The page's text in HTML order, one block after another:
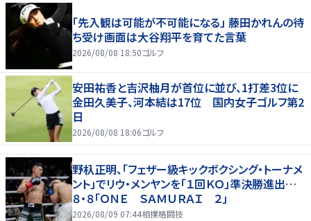
「先入観は可能が不可能になる」 藤田かれんの待
ち受け画面は大谷翔平を育てた言葉
2026/08/08 18:50ゴルフ
安田祐香と吉沢柚月が首位に並び、1打差3位に
金田久美子、河本結は17位 国内女子ゴルフ第2
日
2026/08/08 18:06ゴルフ
野杁正明、「フェザー級キックボクシング・トーナメ
ント」でリウ・メンヤンを「１回ＫＯ」準決勝進出…
８・８「ＯＮＥ ＳＡＭＵＲＡＩ ２」
2026/08/09 07:44相撲格闘技